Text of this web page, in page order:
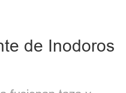
de Inodoros